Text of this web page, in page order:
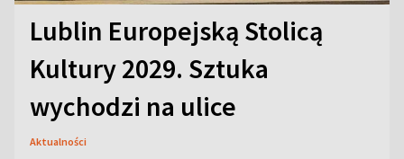
Lublin Europejską Stolicą
Kultury 2029. Sztuka
wychodzi na ulice
Aktualności